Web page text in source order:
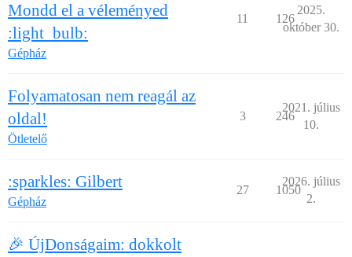
Mondd el a véleményed
:light_bulb:
Gépház
11 126
2025.
október 30.
Folyamatosan nem reagál az
oldal!
Ötletelő
3 246
2021. július
10.
:sparkles: Gilbert
Gépház
27 1050
2026. július
2.
🎉 ÚjDonságaim: dokkolt